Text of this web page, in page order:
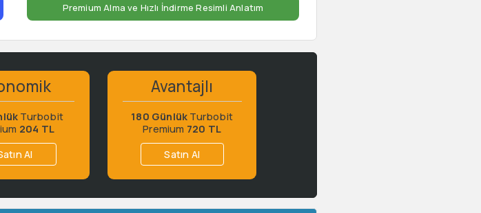
Premium Alma ve Hızlı İndirme Resimli Anlatım
Turbobit
204 TL
Al
Avantajlı
180 Günlük Turbobit
Premium 720 TL
Satın Al